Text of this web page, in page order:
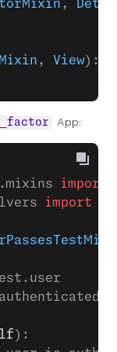
,
, View):
App:
import
import
):